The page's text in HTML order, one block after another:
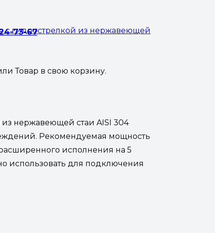
73-67
Товар в свою корзину.
с гидрострелкой из нержавеющей
нержавеющей стаи AISI 304
Рекомендуемая мощность
исполнения на 5
использовать для подключения